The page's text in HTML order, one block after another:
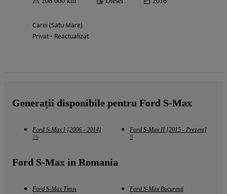
Carei (Satu Mare)
Privat • Reactualizat
Generații disponibile pentru Ford S-Max
Ford S-Max I [2006 - 2014]
16
Ford S-Max II [2015 - Prezent]
8
Ford S-Max in Romania
Ford S-Max Timis
Ford S-Max Bucuresti